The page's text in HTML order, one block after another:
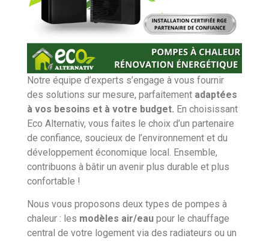
Notre équipe d’experts s’engage à vous fournir
des solutions sur mesure, parfaitement adaptées
à vos besoins et à votre budget. En choisissant
Eco Alternativ, vous faites le choix d’un partenaire
de confiance, soucieux de l’environnement et du
développement économique local. Ensemble,
contribuons à bâtir un avenir plus durable et plus
confortable !
Nous vous proposons deux types de pompes à
chaleur : les modèles air/eau pour le chauffage
central de votre logement via des radiateurs ou un